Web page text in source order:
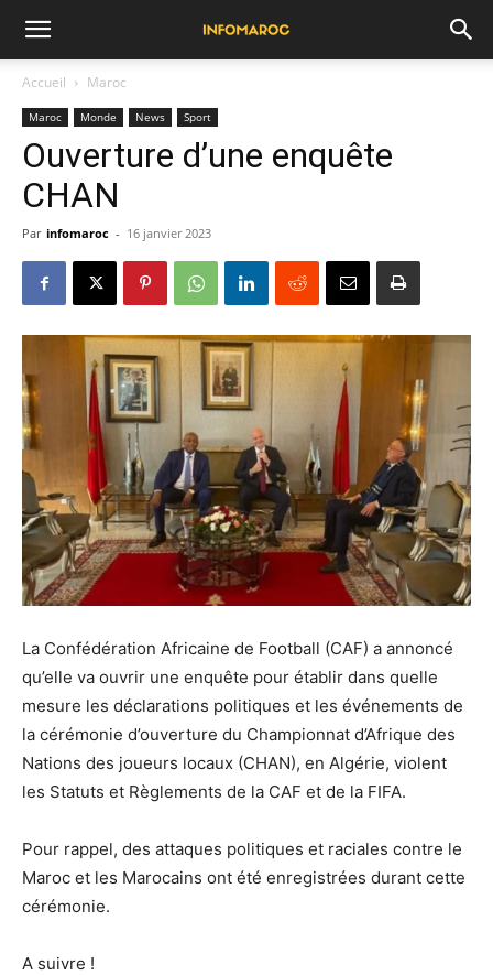
Accueil Maroc
Maroc Monde News Sport
Ouverture d’une enquête
CHAN
Par infomaroc - 16 janvier 2023
La Confédération Africaine de Football (CAF) a annoncé
qu’elle va ouvrir une enquête pour établir dans quelle
mesure les déclarations politiques et les événements de
la cérémonie d’ouverture du Championnat d’Afrique des
Nations des joueurs locaux (CHAN), en Algérie, violent
les Statuts et Règlements de la CAF et de la FIFA.
Pour rappel, des attaques politiques et raciales contre le
Maroc et les Marocains ont été enregistrées durant cette
cérémonie.
A suivre !